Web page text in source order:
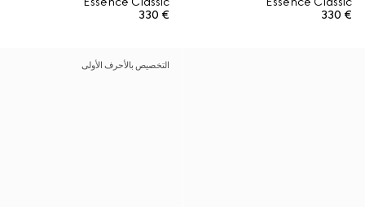
€ 330
€ 330
التخصيص بالأحرف الأولى